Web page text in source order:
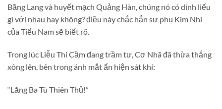
Băng Lang và huyết mạch Quảng Hàn, chúng nó có dính liếu
gì với nhau hay không? điều này chắc hẳn sư phụ Kim Nhi
của Tiểu Nam sẽ biết rõ.
Trong lúc Liễu Thi Cầm đang trầm tư, Cơ Nhã đã thừa thắng
xông lên, bên trong ánh mắt ẩn hiện sát khí:
“Lăng Ba Tù Thiên Thủ!”